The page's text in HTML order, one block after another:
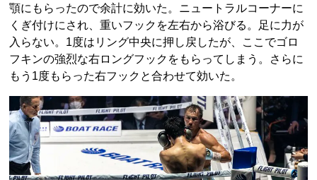
顎にもらったので余計に効いた。ニュートラルコーナーに
くぎ付けにされ、重いフックを左右から浴びる。足に力が
入らない。1度はリング中央に押し戻したが、ここでゴロ
フキンの強烈な右ロングフックをもらってしまう。さらに
もう1度もらった右フックと合わせて効いた。